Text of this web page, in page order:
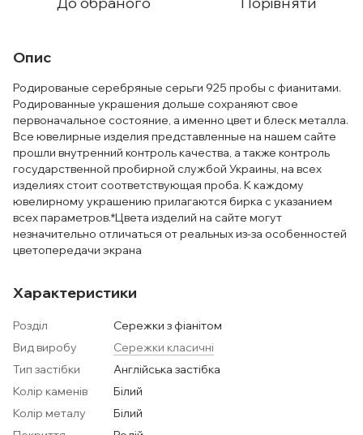
Опис
Родированые серебряные серьги 925 пробы с фианитами.
Родированные украшения дольше сохраняют свое
первоначальное состояние, а именно цвет и блеск металла.
Все ювелирные изделия представленные на нашем сайте
прошли внутренний контроль качества, а также контроль
государственной пробирной службой Украины, на всех
изделиях стоит соответствующая проба. К каждому
ювелирному украшению прилагаются бирка с указанием
всех параметров.*Цвета изделий на сайте могут
незначительно отличаться от реальных из-за особенностей
цветопередачи экрана
Характеристики
Розділ
Сережки з фіанітом
Вид виробу
Сережки класичні
Тип застібки
Англійська застібка
Колір каменів
Білий
Колір металу
Білий